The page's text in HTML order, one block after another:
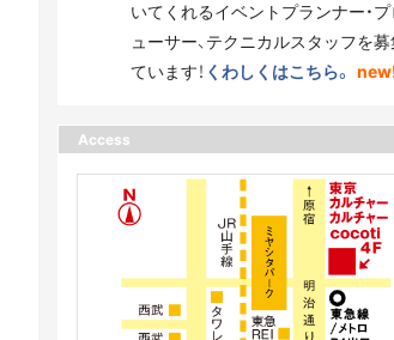
いてくれるイベントプランナー・
ューサー、テクニカルスタッフを募
ています！ くわしくはこちら。
Access